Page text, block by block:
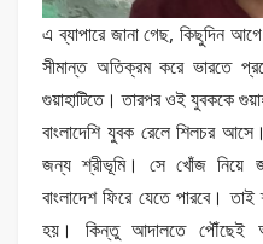
এ ব্যাপারে জানা গেছ, কিছুদিন
সীমান্ত অতিক্রম করে ভারতে
গুয়াহাটিতে। তারপর ওই যুবককে
বাংলাদেশি যুবক রেলে শিলচর
জন্য শ্রীভূমি। সে খোঁজ নিয়ে
বাংলাদেশ ফিরে যেতে পারবে।
হয়। কিন্তু আদালতে পৌঁছেই